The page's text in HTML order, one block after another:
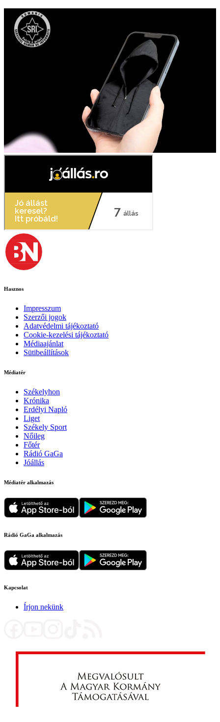
Hasznos
Impresszum
Szerzői jogok
Adatvédelmi tájékoztató
Cookie-kezelési tájékoztató
Médiaajánlat
Sütibeállítások
Médiatér
Székelyhon
Krónika
Erdélyi Napló
Liget
Székely Sport
Nőileg
Főtér
Rádió GaGa
Jóállás
Médiatér alkalmazás
Rádió GaGa alkalmazás
Kapcsolat
Írjon nekünk